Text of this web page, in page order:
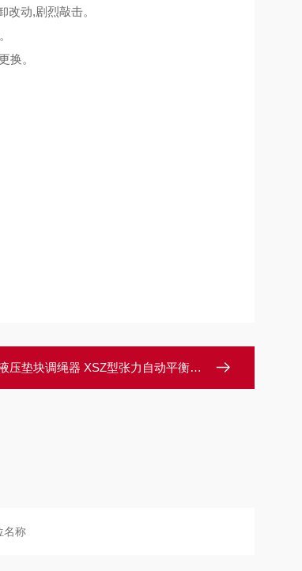
动,剧烈敲击。
换。
压垫块调绳器 XSZ型张力自动平衡悬挂装置